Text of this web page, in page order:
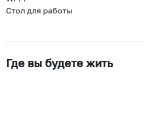
Стол для работы
Где вы будете жить